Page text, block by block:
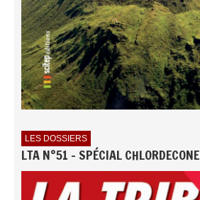
LES DOSSIERS
LTA N°51 - SPÉCIAL CHLORDECONE